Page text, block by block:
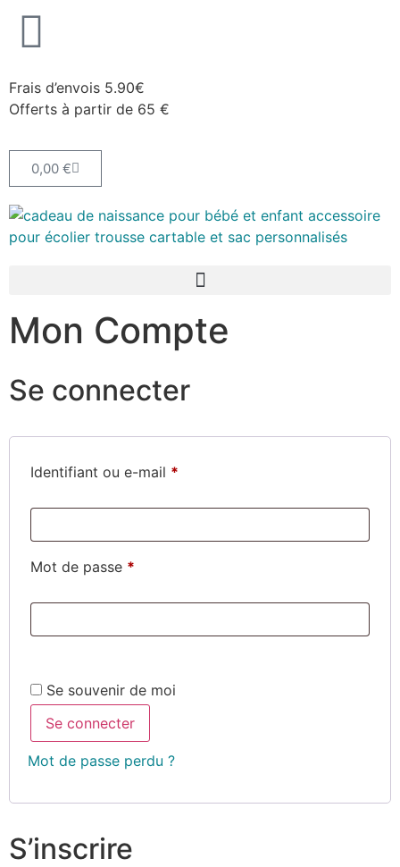
Frais d’envois 5.90€
Offerts à partir de 65 €
0,00 €
Mon Compte
Se connecter
Identifiant ou e-mail *
Mot de passe *
Se souvenir de moi
Se connecter
Mot de passe perdu ?
S’inscrire